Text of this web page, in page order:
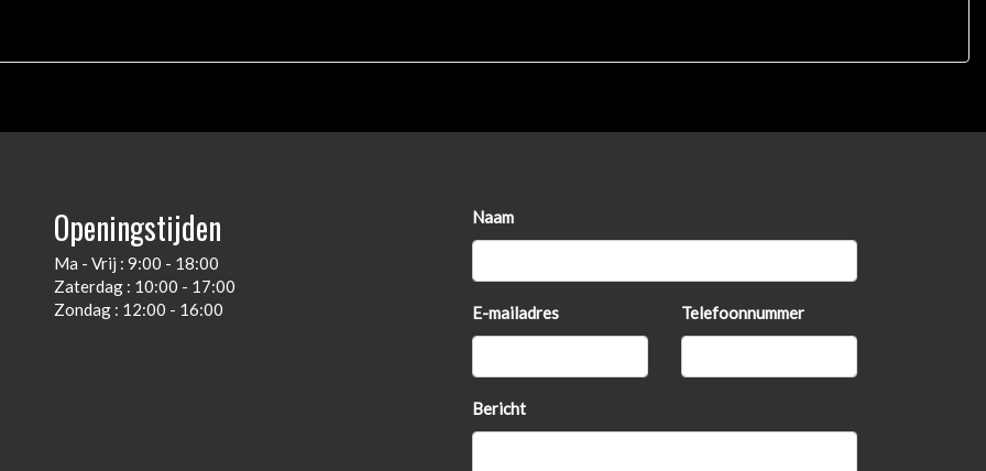
Openingstijden
Ma - Vrij : 9:00 - 18:00
Zaterdag : 10:00 - 17:00
Zondag : 12:00 - 16:00
Naam
E-mailadres Telefoonnummer
Bericht